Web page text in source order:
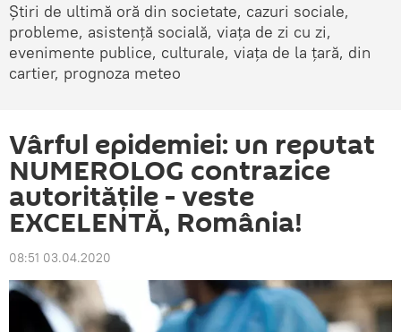
Știri de ultimă oră din societate, cazuri sociale,
probleme, asistență socială, viața de zi cu zi,
evenimente publice, culturale, viața de la țară, din
cartier, prognoza meteo
Vârful epidemiei: un reputat
NUMEROLOG contrazice
autoritățile - veste
EXCELENTĂ, România!
08:51 03.04.2020